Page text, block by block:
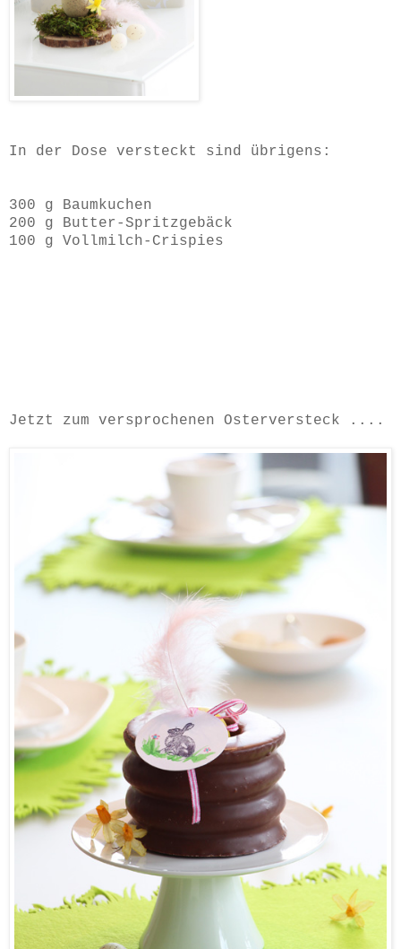
In der Dose versteckt sind übrigens:
300 g Baumkuchen
200 g Butter-Spritzgebäck
100 g Vollmilch-Crispies
Jetzt zum versprochenen Osterversteck ....